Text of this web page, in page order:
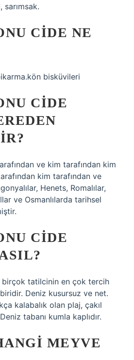
CIDE NE
bisküvileri
CIDE
ve kim tarafından kim
kim tarafından ve
Henets, Romalılar,
ve Osmanlılarda tarihsel
CIDE
birçok tatilcinin en çok tercih
Deniz kusursuz ve net.
kalabalık olan plaj, çakıl
tabanı kumla kaplıdır.
MEYVE